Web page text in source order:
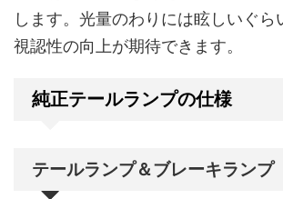
します。光量のわりには眩しいぐら
視認性の向上が期待できます。
純正テールランプの仕様
テールランプ＆ブレーキランプ